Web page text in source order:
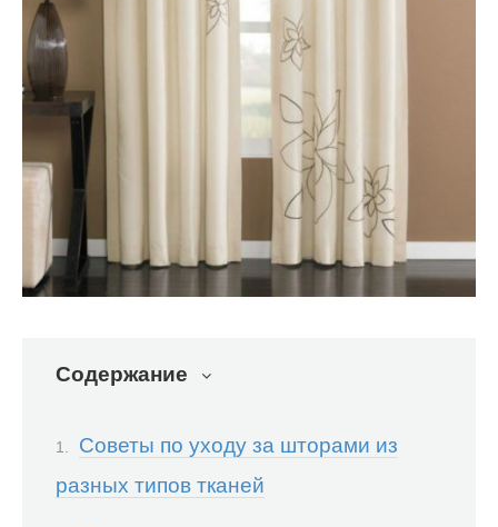
Содержание
Советы по уходу за шторами из
разных типов тканей